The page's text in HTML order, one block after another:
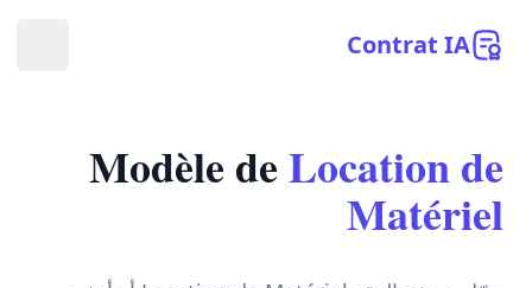
Contrat IA
Modèle deLocation de
Matériel